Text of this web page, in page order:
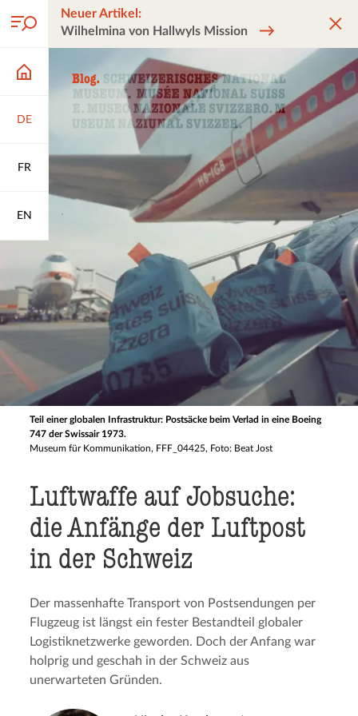
DE
FR
EN
Neuer Artikel:
Wilhelmina von Hallwyls Mission
Teil einer globalen Infrastruktur: Postsäcke beim Verlad in eine Boeing
747 der Swissair 1973.
Museum für Kommunikation, FFF_04425, Foto: Beat Jost
Luftwaffe auf Jobsuche:
die Anfänge der Luftpost
in der Schweiz
Der massenhafte Transport von Postsendungen per
Flugzeug ist längst ein fester Bestandteil globaler
Logistiknetzwerke geworden. Doch der Anfang war
holprig und geschah in der Schweiz aus
unerwarteten Gründen.